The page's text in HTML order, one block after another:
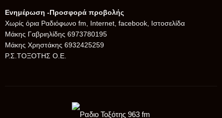
Ενημέρωση -Προσφορά προβολής
Xωρίς όρια Ραδιόφωνο fm, Internet, facebook, Ιστοσελίδα
Μάκης Γαβριηλίδης 6973780195
Μάκης Χρηστάκης 6932425259
Ρ.Σ.ΤΟΞΟΤΗΣ Ο.Ε.